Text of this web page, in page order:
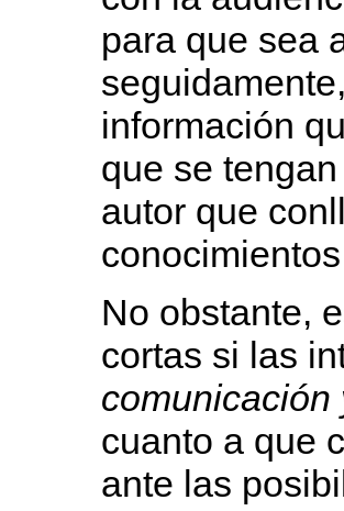
para que sea
información
que se
autor que
No obstante,
cortas si las
comunicación
cuanto a que
ante las